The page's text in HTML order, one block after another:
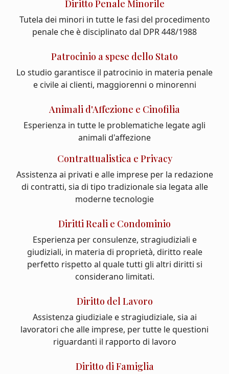
Diritto Penale Minorile
Tutela dei minori in tutte le fasi del procedimento
penale che è disciplinato dal DPR 448/1988
Patrocinio a spese dello Stato
Lo studio garantisce il patrocinio in materia penale
e civile ai clienti, maggiorenni o minorenni
Animali d'Affezione e Cinofilia
Esperienza in tutte le problematiche legate agli
animali d'affezione
Contrattualistica e Privacy
Assistenza ai privati e alle imprese per la redazione
di contratti, sia di tipo tradizionale sia legata alle
moderne tecnologie
Diritti Reali e Condominio
Esperienza per consulenze, stragiudiziali e
giudiziali, in materia di proprietà, diritto reale
perfetto rispetto al quale tutti gli altri diritti si
considerano limitati.
Diritto del Lavoro
Assistenza giudiziale e stragiudiziale, sia ai
lavoratori che alle imprese, per tutte le questioni
riguardanti il rapporto di lavoro
Diritto di Famiglia